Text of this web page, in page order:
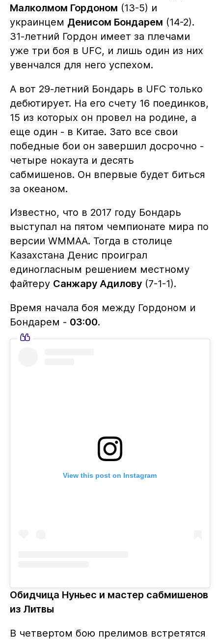
Малколмом Гордоном (13-5) и
украинцем Денисом Бондарем (14-2).
31-летний Гордон имеет за плечами
уже три боя в UFC, и лишь один из них
увенчался для него успехом.
А вот 29-летний Бондарь в UFC только
дебютирует. На его счету 16 поединков,
15 из которых он провел на родине, а
еще один - в Китае. Зато все свои
победные бои он завершил досрочно -
четыре нокаута и десять
сабмишенов. Он впервые будет биться
за океаном.
Известно, что в 2017 году Бондарь
выступал на пятом чемпионате мира по
версии WMMAA. Тогда в столице
Казахстана Денис проиграл
единогласным решением местному
файтеру Санжару Адилову(7-1-1).
Время начала боя между Гордоном и
Бондарем - 03:00.
View this post on Instagram
Обидчица Нуньес и мастер сабмишенов
из Литвы
В четвертом бою прелимов встретятся